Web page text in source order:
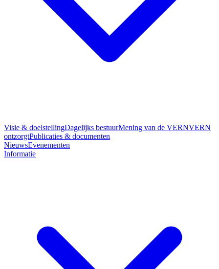
Visie & doelstellingDagelijks bestuurMening van de VERNVERN
ontzorgtPublicaties & documenten
NieuwsEvenementen
Informatie